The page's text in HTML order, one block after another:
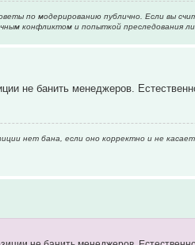
по модерированию публично. Если вы
конфликтом и попыткой преследования
не банить менеджеров.
нет бана, если оно корректно и не